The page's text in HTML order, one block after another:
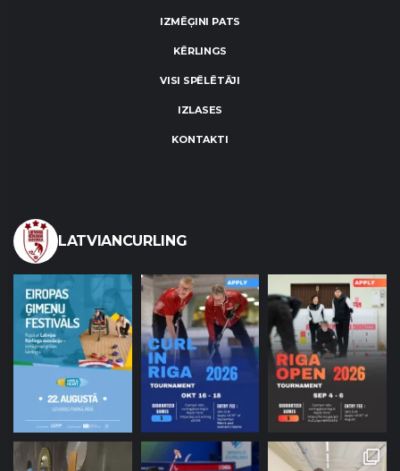
IZMĒĢINI PATS
KĒRLINGS
VISI SPĒLĒTĀJI
IZLASES
KONTAKTI
LATVIANCURLING